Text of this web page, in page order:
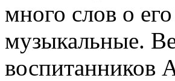
много слов о
музыкальные.
воспитанников